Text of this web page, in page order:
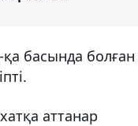
басында болған
аттанар